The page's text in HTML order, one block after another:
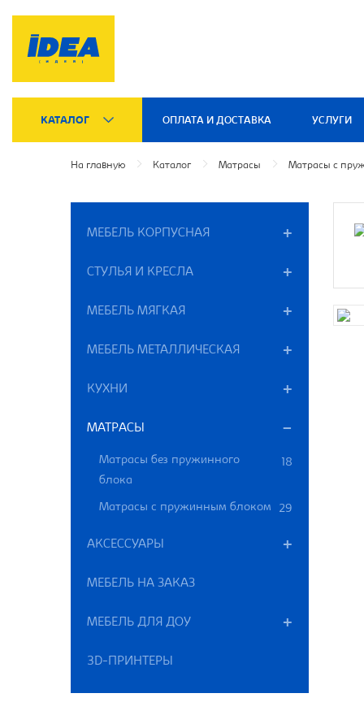
КАТАЛОГ ОПЛАТА И ДОСТАВКА УСЛУГИ
На главную Каталог Матрасы Матрасы с
МЕБЕЛЬ КОРПУСНАЯ
СТУЛЬЯ И КРЕСЛА
МЕБЕЛЬ МЯГКАЯ
МЕБЕЛЬ МЕТАЛЛИЧЕСКАЯ
КУХНИ
МАТРАСЫ
Матрасы без пружинного
блока
18
Матрасы с пружинным блоком 29
АКСЕССУАРЫ
МЕБЕЛЬ НА ЗАКАЗ
МЕБЕЛЬ ДЛЯ ДОУ
3D-ПРИНТЕРЫ